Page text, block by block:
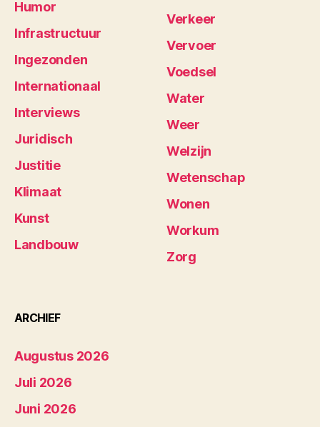
Humor
Infrastructuur
Ingezonden
Internationaal
Interviews
Juridisch
Justitie
Klimaat
Kunst
Landbouw
Verkeer
Vervoer
Voedsel
Water
Weer
Welzijn
Wetenschap
Wonen
Workum
Zorg
ARCHIEF
Augustus 2026
Juli 2026
Juni 2026